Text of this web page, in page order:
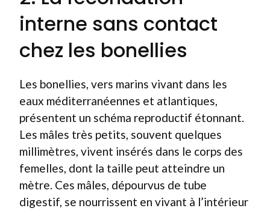
interne sans contact
chez les bonellies
Les bonellies, vers marins vivant dans les
eaux méditerranéennes et atlantiques,
présentent un schéma reproductif étonnant.
Les mâles très petits, souvent quelques
millimètres, vivent insérés dans le corps des
femelles, dont la taille peut atteindre un
mètre. Ces mâles, dépourvus de tube
digestif, se nourrissent en vivant à l’intérieur